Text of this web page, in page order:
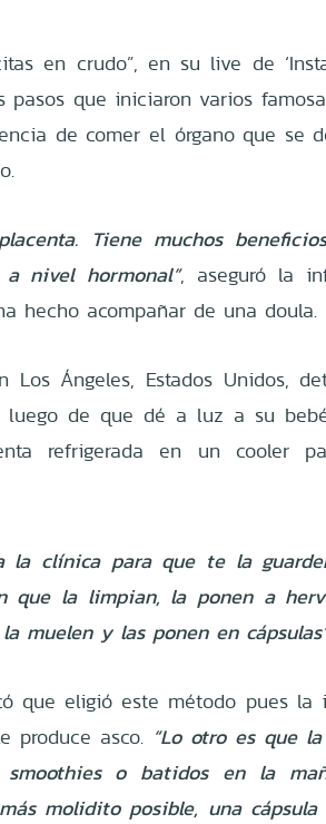
en crudo”, en su live de
pasos que iniciaron varios
de comer el órgano que se
Tiene muchos
nivel hormonal”, aseguró la
hecho acompañar de una doula.
Los Ángeles, Estados Unidos,
luego de que dé a luz a su
refrigerada en un cooler
la clínica para que te la
que la limpian, la ponen a
muelen y las ponen en
que eligió este método pues la
produce asco.“Lo otro es que la
o batidos en la
molidito posible, una